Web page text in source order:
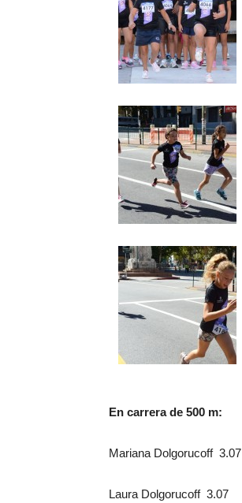
En carrera de 500 m:
Mariana Dolgorucoff 3.07
Laura Dolgorucoff 3.07